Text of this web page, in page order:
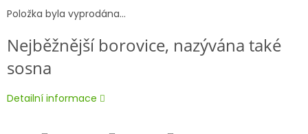
Položka byla vyprodána…
Nejběžnější borovice, nazývána také
sosna
Detailní informace